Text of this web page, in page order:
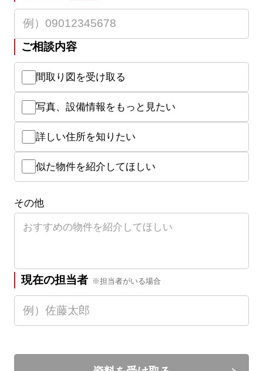
ご相談内容
間取り図を受け取る
写真、設備情報をもっと見たい
詳しい住所を知りたい
似た物件を紹介してほしい
その他
現在の担当者 ※担当者がいる場合